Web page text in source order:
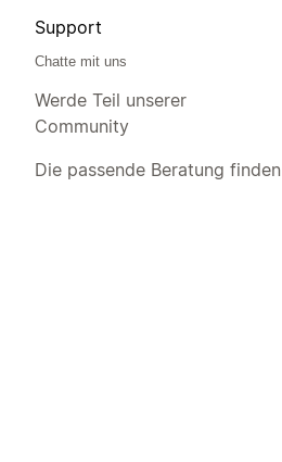
Support
Chatte mit uns
Werde Teil unserer
Community
Die passende Beratung finden